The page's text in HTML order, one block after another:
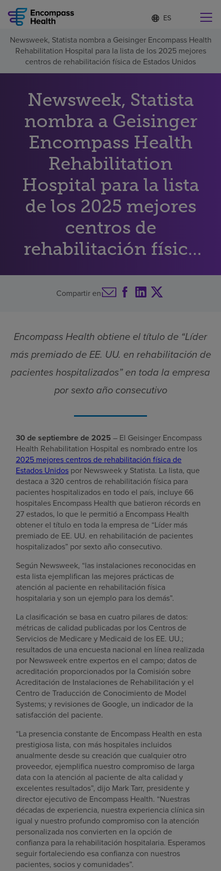
Lista
de
idiomas
contraída
d
o
m
a
e
c
c
i
n
d
Encuentre una localidad cerca de usted
Por qué debe elegirnos
Servicios de rehabilitación
Recursos de salud
Acerca de nosotros
Inversores
Newsweek, Statista nombra a Geisinger Encompass Health
Rehabilitation Hospital para la lista de los 2025 mejores
centros de rehabilitación física de Estados Unidos
Newsweek, Statista
nombra a Geisinger
Encompass Health
Rehabilitation
Hospital para la lista
de los 2025 mejores
centros de
rehabilitación física
de Estados Unidos
Compartir en
Encompass Health obtiene el título de “Líder
más premiado de EE. UU. en rehabilitación de
pacientes hospitalizados” en toda la empresa
por sexto año consecutivo
30 de septiembre de 2025 – El Geisinger Encompass
Health Rehabilitation Hospital es nombrado entre los
2025 mejores centros de rehabilitación física de
Estados Unidos por Newsweek y Statista. La lista, que
destaca a 320 centros de rehabilitación física para
pacientes hospitalizados en todo el país, incluye 66
hospitales Encompass Health que batieron récords en
27 estados, lo que le permitió a Encompass Health
obtener el título en toda la empresa de “Líder más
premiado de EE. UU. en rehabilitación de pacientes
hospitalizados” por sexto año consecutivo.
Según Newsweek, “las instalaciones reconocidas en
esta lista ejemplifican las mejores prácticas de
atención al paciente en rehabilitación física
hospitalaria y son un ejemplo para los demás”.
La clasificación se basa en cuatro pilares de datos:
métricas de calidad publicadas por los Centros de
Servicios de Medicare y Medicaid de los EE. UU.;
resultados de una encuesta nacional en línea realizada
por Newsweek entre expertos en el campo; datos de
acreditación proporcionados por la Comisión sobre
Acreditación de Instalaciones de Rehabilitación y el
Centro de Traducción de Conocimiento de Model
Systems; y revisiones de Google, un indicador de la
satisfacción del paciente.
“La presencia constante de Encompass Health en esta
prestigiosa lista, con más hospitales incluidos
anualmente desde su creación que cualquier otro
proveedor, ejemplifica nuestro compromiso de larga
data con la atención al paciente de alta calidad y
excelentes resultados”, dijo Mark Tarr, presidente y
director ejecutivo de Encompass Health. “Nuestras
décadas de experiencia, nuestra experiencia clínica sin
igual y nuestro profundo compromiso con la atención
personalizada nos convierten en la opción de
confianza para la rehabilitación hospitalaria. Esperamos
seguir fortaleciendo esa confianza con nuestros
pacientes, socios y comunidades”.